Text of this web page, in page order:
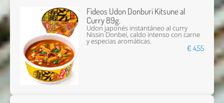
Fideos Udon Donburi Kitsune al
Curry 89g.
Udon japonés instantáneo al curry
Nissin Donbei, caldo intenso con carne
y especias aromáticas.
€ 4,55